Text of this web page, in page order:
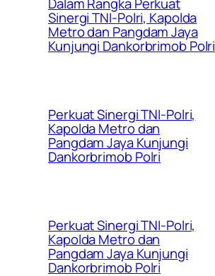
Sinergi TNI-Polri, Kapolda
Metro dan Pangdam Jaya
Kunjungi Dankorbrimob Polri
Perkuat Sinergi TNI-Polri,
Kapolda Metro dan
Pangdam Jaya Kunjungi
Dankorbrimob Polri
Perkuat Sinergi TNI-Polri,
Kapolda Metro dan
Pangdam Jaya Kunjungi
Dankorbrimob Polri